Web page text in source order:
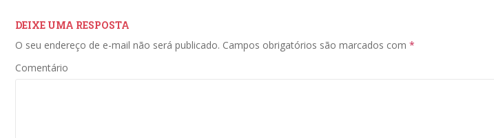
DEIXE UMA RESPOSTA
O seu endereço de e-mail não será publicado. Campos obrigatórios são marcados com *
Comentário